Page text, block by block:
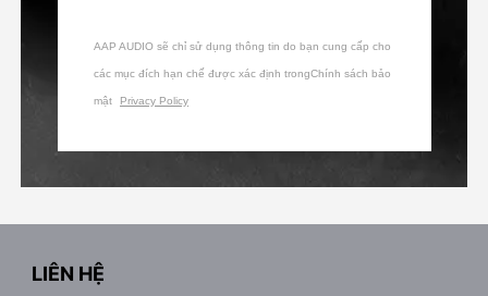
AAP AUDIO sẽ chỉ sử dụng thông tin do bạn cung cấp cho
các mục đích hạn chế được xác định trongChính sách bảo
mật Privacy Policy
LIÊN HỆ